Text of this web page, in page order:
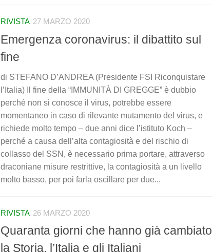
RIVISTA 27 MARZO 2020
Emergenza coronavirus: il dibattito sul
fine
di STEFANO D’ANDREA (Presidente FSI Riconquistare
l’Italia) Il fine della “IMMUNITÀ DI GREGGE” è dubbio
perché non si conosce il virus, potrebbe essere
momentaneo in caso di rilevante mutamento del virus, e
richiede molto tempo – due anni dice l’istituto Koch –
perché a causa dell’alta contagiosità e del rischio di
collasso del SSN, è necessario prima portare, attraverso
draconiane misure restrittive, la contagiosità a un livello
molto basso, per poi farla oscillare per due...
RIVISTA 26 MARZO 2020
Quaranta giorni che hanno già cambiato
la Storia, l’Italia e gli Italiani